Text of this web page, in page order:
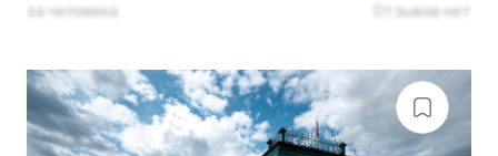
за человека Отзывов нет